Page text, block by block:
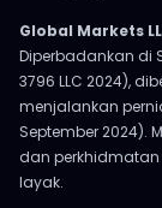
Global Markets
Diperbadankan di
3796 LLC 2024),
menjalankan
September 2024).
dan
layak.